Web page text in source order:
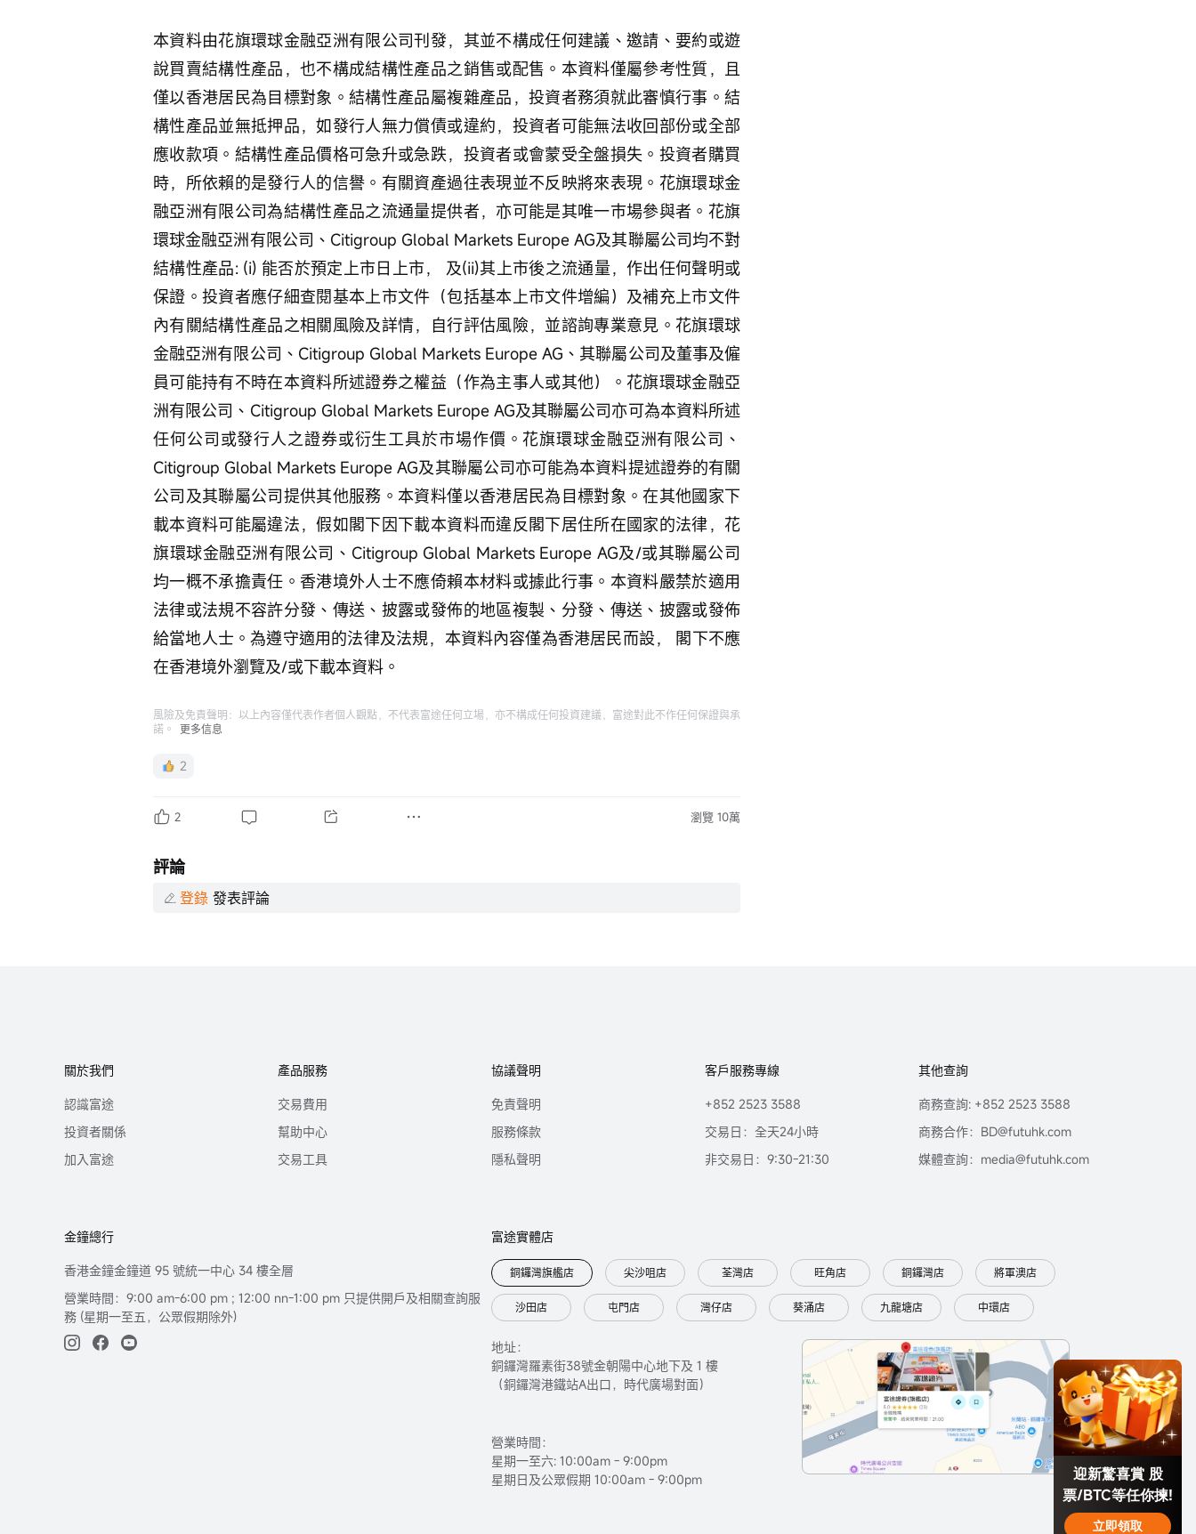
迎新驚喜賞 股
票/BTC等任你揀!
立即領取
本資料由花旗環球金融亞洲有限公司刊發，其並不構成任何建議、邀請、要約或遊
說買賣結構性產品，也不構成結構性產品之銷售或配售。本資料僅屬參考性質，且
僅以香港居民為目標對象。結構性產品屬複雜產品，投資者務須就此審慎行事。結
構性產品並無抵押品，如發行人無力償債或違約，投資者可能無法收回部份或全部
應收款項。結構性產品價格可急升或急跌，投資者或會蒙受全盤損失。投資者購買
時，所依賴的是發行人的信譽。有關資產過往表現並不反映將來表現。花旗環球金
融亞洲有限公司為結構性產品之流通量提供者，亦可能是其唯一巿場參與者。花旗
環球金融亞洲有限公司、Citigroup Global Markets Europe AG及其聯屬公司均不對
結構性產品: (i) 能否於預定上市日上市， 及(ii)其上市後之流通量，作出任何聲明或
保證。投資者應仔細查閱基本上市文件（包括基本上市文件增編）及補充上市文件
內有關結構性產品之相關風險及詳情，自行評估風險，並諮詢專業意見。花旗環球
金融亞洲有限公司、Citigroup Global Markets Europe AG、其聯屬公司及董事及僱
員可能持有不時在本資料所述證券之權益（作為主事人或其他）。花旗環球金融亞
洲有限公司、Citigroup Global Markets Europe AG及其聯屬公司亦可為本資料所述
任何公司或發行人之證券或衍生工具於市場作價。花旗環球金融亞洲有限公司、
Citigroup Global Markets Europe AG及其聯屬公司亦可能為本資料提述證券的有關
公司及其聯屬公司提供其他服務。本資料僅以香港居民為目標對象。在其他國家下
載本資料可能屬違法，假如閣下因下載本資料而違反閣下居住所在國家的法律，花
旗環球金融亞洲有限公司、Citigroup Global Markets Europe AG及/或其聯屬公司
均一概不承擔責任。香港境外人士不應倚賴本材料或據此行事。本資料嚴禁於適用
法律或法規不容許分發、傳送、披露或發佈的地區複製、分發、傳送、披露或發佈
給當地人士。為遵守適用的法律及法規，本資料內容僅為香港居民而設， 閣下不應
在香港境外瀏覽及/或下載本資料。
風險及免責聲明：以上內容僅代表作者個人觀點，不代表富途任何立場，亦不構成任何投資建議，富途對此不作任何保證與承
諾。
更多信息
2
2 瀏覽 10萬
評論
登錄 發表評論
關於我們
認識富途
投資者關係
加入富途
產品服務
交易費用
幫助中心
交易工具
協議聲明
免責聲明
服務條款
隱私聲明
客戶服務專線
+852 2523 3588
交易日：全天24小時
非交易日：9:30-21:30
其他查詢
商務查詢: +852 2523 3588
商務合作：BD@futuhk.com
媒體查詢：media@futuhk.com
金鐘總行
香港金鐘金鐘道 95 號統一中心 34 樓全層
營業時間：9:00 am-6:00 pm ; 12:00 nn-1:00 pm 只提供開戶及相關查詢服
務 (星期一至五，公眾假期除外)
富途實體店
銅鑼灣旗艦店 尖沙咀店 荃灣店 旺角店 銅鑼灣店 將軍澳店
沙田店 屯門店 灣仔店 葵涌店 九龍塘店 中環店
地址：
銅鑼灣羅素街38號金朝陽中心地下及 1 樓
（銅鑼灣港鐵站A出口，時代廣場對面）
營業時間：
星期一至六: 10:00am - 9:00pm
星期日及公眾假期 10:00am - 9:00pm